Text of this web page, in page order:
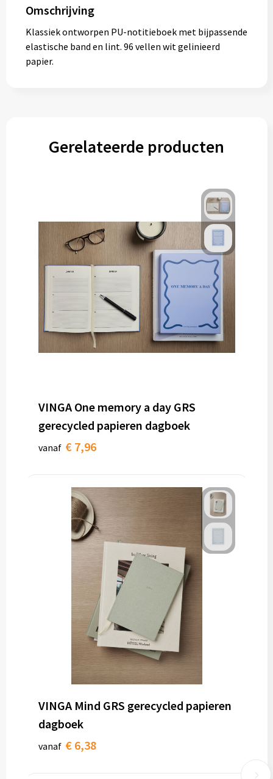
Omschrijving
Klassiek ontworpen PU-notitieboek met bijpassende
elastische band en lint. 96 vellen wit gelinieerd
papier.
Gerelateerde producten
VINGA One memory a day GRS
gerecycled papieren dagboek
vanaf € 7,96
VINGA Mind GRS gerecycled papieren
dagboek
vanaf € 6,38